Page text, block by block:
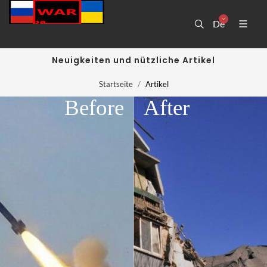
De
Neuigkeiten und nützliche Artikel
Startseite Artikel
After
Before